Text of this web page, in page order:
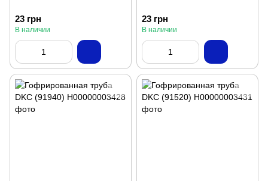
23 грн
В наличии
23 грн
В наличии